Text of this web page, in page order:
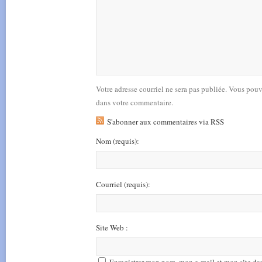
Votre adresse courriel ne sera pas publiée. Vous
dans votre commentaire.
S'abonner aux commentaires via RSS
Nom(requis):
Courriel (requis):
Site Web :